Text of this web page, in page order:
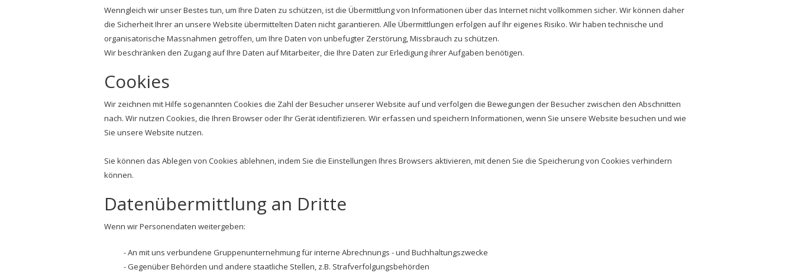
Wenngleich wir unser Bestes tun, um Ihre Daten zu schützen, ist die Übermittlung von Informationen über das Internet nicht vollkommen sicher. Wir können daher
die Sicherheit Ihrer an unsere Website übermittelten Daten nicht garantieren. Alle Übermittlungen erfolgen auf Ihr eigenes Risiko. Wir haben technische und
organisatorische Massnahmen getroffen, um Ihre Daten von unbefugter Zerstörung, Missbrauch zu schützen.
Wir beschränken den Zugang auf Ihre Daten auf Mitarbeiter, die Ihre Daten zur Erledigung ihrer Aufgaben benötigen.
Cookies
Wir zeichnen mit Hilfe sogenannten Cookies die Zahl der Besucher unserer Website auf und verfolgen die Bewegungen der Besucher zwischen den Abschnitten
nach. Wir nutzen Cookies, die Ihren Browser oder Ihr Gerät identifizieren. Wir erfassen und speichern Informationen, wenn Sie unsere Website besuchen und wie
Sie unsere Website nutzen.
Sie können das Ablegen von Cookies ablehnen, indem Sie die Einstellungen Ihres Browsers aktivieren, mit denen Sie die Speicherung von Cookies verhindern
können.
Datenübermittlung an Dritte
Wenn wir Personendaten weitergeben:
An mit uns verbundene Gruppenunternehmung für interne Abrechnungs - und Buchhaltungszwecke
Gegenüber Behörden und andere staatliche Stellen, z.B. Strafverfolgungsbehörden